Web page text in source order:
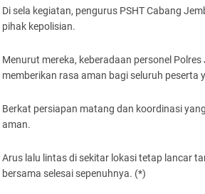
Di sela kegiatan, pengurus PSHT Cabang
pihak kepolisian.
Menurut mereka, keberadaan personel
memberikan rasa aman bagi seluruh
Berkat persiapan matang dan koordinasi
aman.
Arus lalu lintas di sekitar lokasi tetap lancar
bersama selesai sepenuhnya. (*)